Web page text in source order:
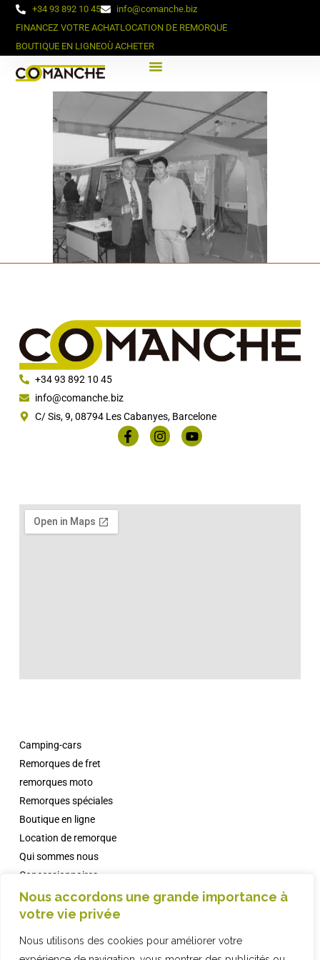
Nous accordons une grande importance à
votre vie privée
Nous utilisons des cookies pour améliorer votre
+34 93 892 10 45
info@comanche.biz
FINANCEZ VOTRE ACHATLOCATION DE REMORQUE
BOUTIQUE EN LIGNEOÙ ACHETER
+34 93 892 10 45
info@comanche.biz
C/ Sis, 9, 08794 Les Cabanyes, Barcelone
Qui sommes nous
Concessionnaires
Campings avec Comanche
informations
Camping-cars
Remorques de fret
remorques moto
Remorques spéciales
Boutique en ligne
Location de remorque